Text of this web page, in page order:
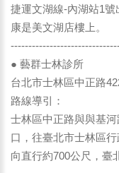
捷運文湖線-內湖站1號
康是美文湖店樓上。
● 藝群士林診所
台北市士林區中正路
路線導引：
士林區中正路與與基
口，往臺北市士林區
向直行約700公尺，臺